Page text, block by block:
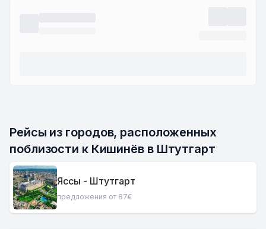
Рейсы из городов, расположенных
поблизости к Кишинёв в Штутгарт
Яссы - Штутгарт
предложения от 87€